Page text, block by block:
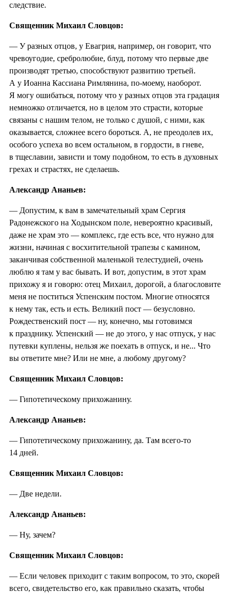
следствие.
Священник Михаил Словцов:
— У разных отцов, у Евагрия, например, он говорит, что
чревоугодие, сребролюбие, блуд, потому что первые две
производят третью, способствуют развитию третьей.
А у Иоанна Кассиана Римлянина, по-моему, наоборот.
Я могу ошибаться, потому что у разных отцов эта градация
немножко отличается, но в целом это страсти, которые
связаны с нашим телом, не только с душой, с ними, как
оказывается, сложнее всего бороться. А, не преодолев их,
особого успеха во всем остальном, в гордости, в гневе,
в тщеславии, зависти и тому подобном, то есть в духовных
грехах и страстях, не сделаешь.
Александр Ананьев:
— Допустим, к вам в замечательный храм Сергия
Радонежского на Ходынском поле, невероятно красивый,
даже не храм это — комплекс, где есть все, что нужно для
жизни, начиная с восхитительной трапезы с камином,
заканчивая собственной маленькой телестудией, очень
люблю я там у вас бывать. И вот, допустим, в этот храм
прихожу я и говорю: отец Михаил, дорогой, а благословите
меня не поститься Успенским постом. Многие относятся
к нему так, есть и есть. Великий пост — безусловно.
Рождественский пост — ну, конечно, мы готовимся
к празднику. Успенский — не до этого, у нас отпуск, у нас
путевки куплены, нельзя же поехать в отпуск, и не... Что
вы ответите мне? Или не мне, а любому другому?
Священник Михаил Словцов:
— Гипотетическому прихожанину.
Александр Ананьев:
— Гипотетическому прихожанину, да. Там всего-то
14 дней.
Священник Михаил Словцов:
— Две недели.
Александр Ананьев:
— Ну, зачем?
Священник Михаил Словцов:
— Если человек приходит с таким вопросом, то это, скорей
всего, свидетельство его, как правильно сказать, чтобы